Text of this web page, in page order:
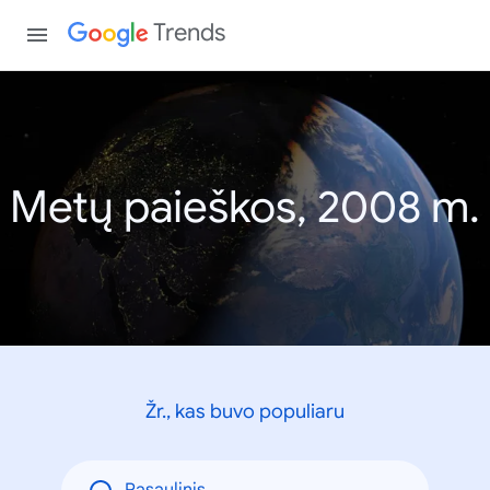
Trends
Metų paieškos, 2008 m.
Žr., kas buvo populiaru